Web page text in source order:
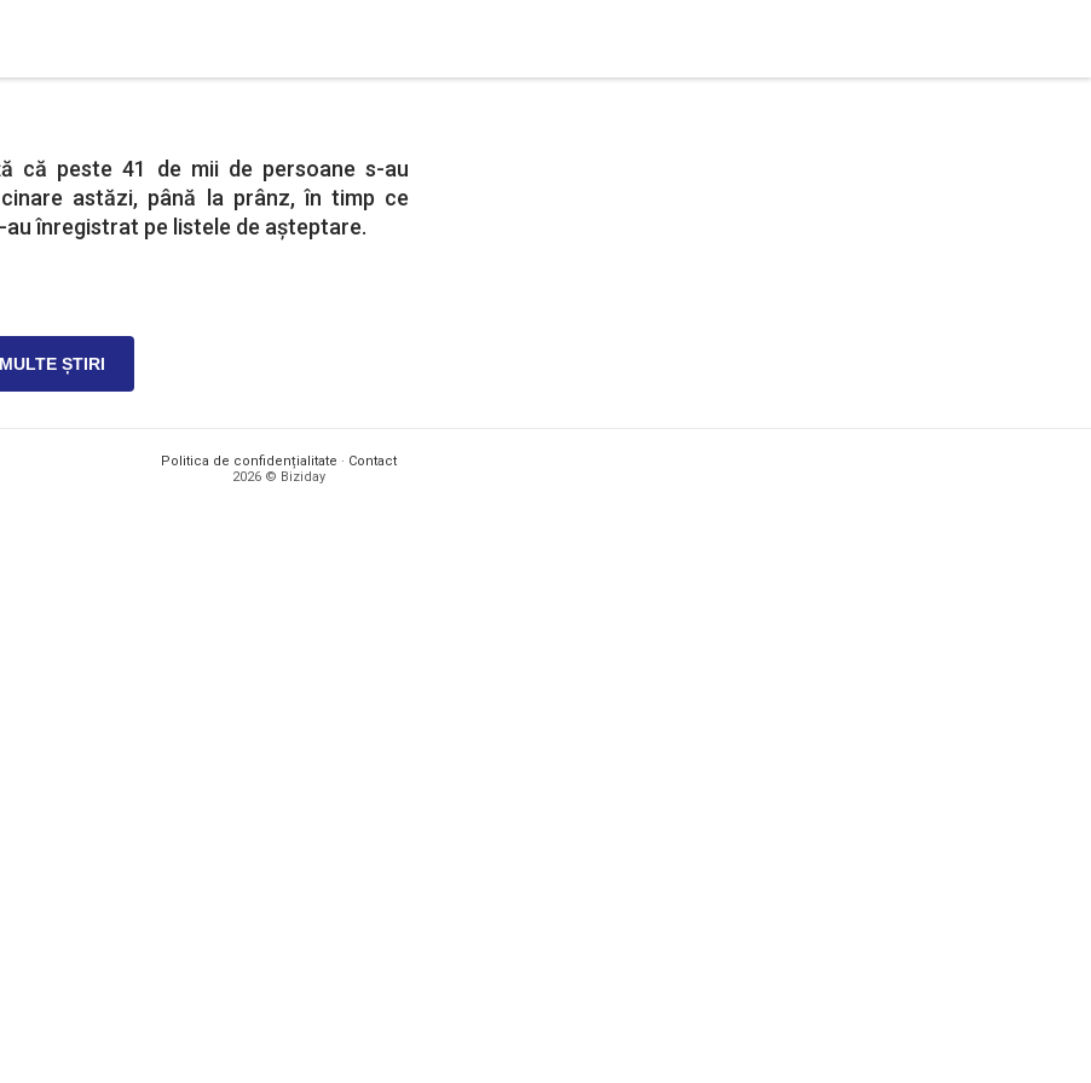
că peste 41 de mii de persoane s-au
astăzi, până la prânz, în timp ce
au înregistrat pe listele de așteptare.
ȘTIRI
Politica de confidențialitate · Contact
2026 © Biziday